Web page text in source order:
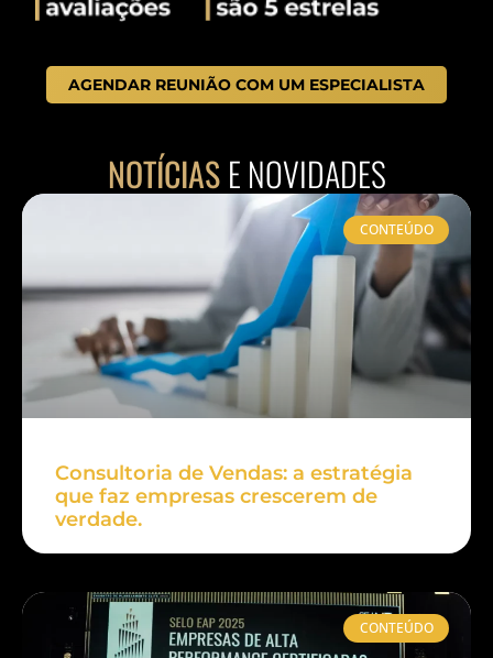
AGENDAR REUNIÃO COM UM ESPECIALISTA
NOTÍCIAS E NOVIDADES
CONTEÚDO
Consultoria de Vendas: a estratégia
que faz empresas crescerem de
verdade.
CONTEÚDO